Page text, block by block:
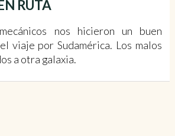
RUTA
nos hicieron un buen
viaje por Sudamérica. Los malos
a otra galaxia.